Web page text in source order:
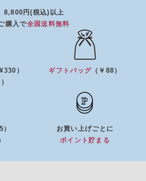
8,800円(税込)以上
購入で全国送料無料
¥330）
ギフトバッグ （￥88）
）
お買い上げごとに
ポイント貯まる